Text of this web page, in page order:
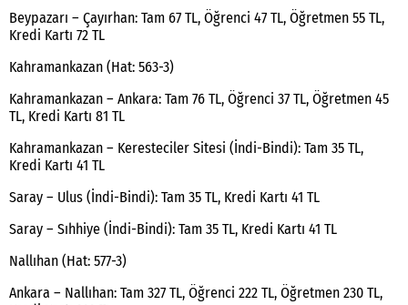
Beypazarı – Çayırhan: Tam 67 TL, Öğrenci 47 TL, Öğretmen 55 TL,
Kredi Kartı 72 TL
Kahramankazan (Hat: 563-3)
Kahramankazan – Ankara: Tam 76 TL, Öğrenci 37 TL, Öğretmen 45
TL, Kredi Kartı 81 TL
Kahramankazan – Keresteciler Sitesi (İndi-Bindi): Tam 35 TL,
Kredi Kartı 41 TL
Saray – Ulus (İndi-Bindi): Tam 35 TL, Kredi Kartı 41 TL
Saray – Sıhhiye (İndi-Bindi): Tam 35 TL, Kredi Kartı 41 TL
Nallıhan (Hat: 577-3)
Ankara – Nallıhan: Tam 327 TL, Öğrenci 222 TL, Öğretmen 230 TL,